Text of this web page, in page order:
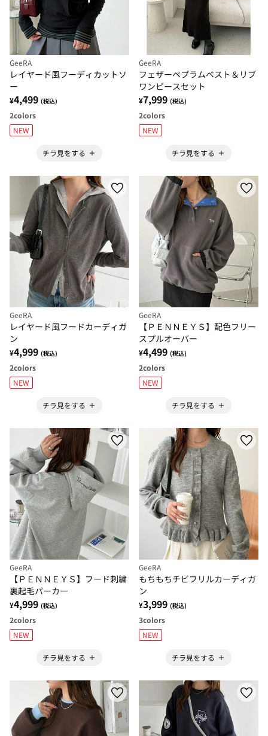
GeeRA
レイヤード風フーディカットソ
ー
¥4,499 (税込)
2colors
NEW
チラ見をする
GeeRA
フェザーペプラムベスト＆リブ
ワンピースセット
¥7,999 (税込)
2colors
NEW
チラ見をする
GeeRA
レイヤード風フードカーディガ
ン
¥4,999 (税込)
2colors
NEW
チラ見をする
GeeRA
【ＰＥＮＮＥＹＳ】配色フリー
スプルオーバー
¥4,499 (税込)
2colors
NEW
チラ見をする
GeeRA
【ＰＥＮＮＥＹＳ】フード刺繍
裏起毛パーカー
¥4,999 (税込)
2colors
NEW
チラ見をする
GeeRA
もちもちチビフリルカーディガ
ン
¥3,999 (税込)
3colors
NEW
チラ見をする